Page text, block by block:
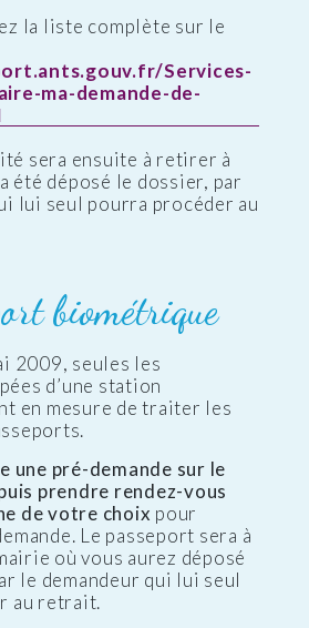
la liste complète sur le
Services-
ma-demande-de-
sera ensuite à retirer à
été déposé le dossier, par
lui seul pourra procéder au
biométrique
2009, seules les
d’une station
en mesure de traiter les
une pré-demande sur le
prendre rendez-vous
de votre choix pour
Le passeport sera à
où vous aurez déposé
le demandeur qui lui seul
au retrait.